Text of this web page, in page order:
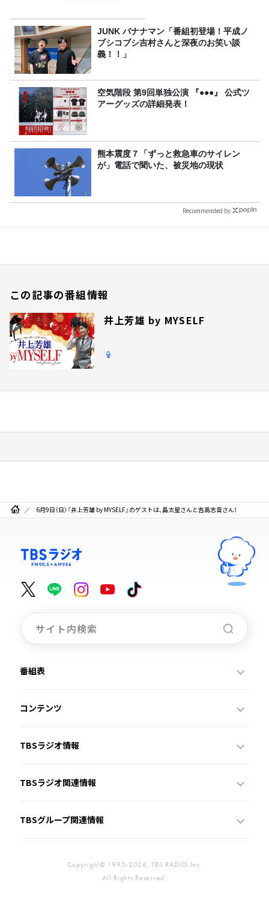
JUNK バナナマン「番組初登場！平成ノ
ブシコブシ吉村さんと深夜のお笑い談
義！！」
空気階段 第9回単独公演 『●●●』 公式ツ
アーグッズの詳細発表！
熊本震度７「ずっと救急車のサイレン
が」電話で聞いた、被災地の現状
Recommended by
この記事の番組情報
井上芳雄 by MYSELF
6月9日（日）『井上芳雄 by MYSELF』のゲストは、島太星さんと吉高志音さん！
番組表
コンテンツ
TBSラジオ情報
TBSラジオ関連情報
TBSグループ関連情報
Copyright© 1995-2026, TBS RADIO,Inc.
All Rights Reserved.